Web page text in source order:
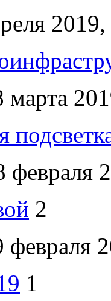
марта
февраля
2
февраля
1